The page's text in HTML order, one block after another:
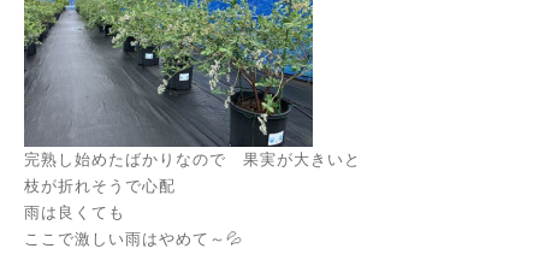
完熟し始めたばかりなので 果実が大きいと
枝が折れそうで心配
雨は良くても
ここで激しい雨はやめて～💦